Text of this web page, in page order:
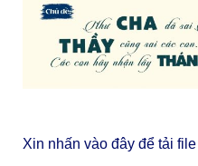
Xin nhấn vào đây để tải